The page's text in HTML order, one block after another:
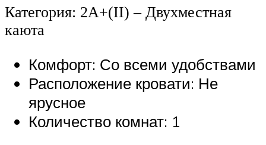
Категория: 2А+(II) – Двухместная
каюта
Комфорт: Со всеми удобствами
Расположение кровати: Не
ярусное
Количество комнат: 1